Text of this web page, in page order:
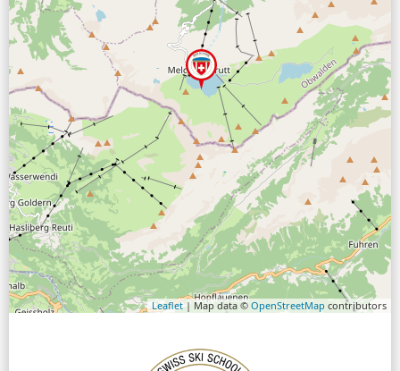
Leaflet| Map data © OpenStreetMap contributors